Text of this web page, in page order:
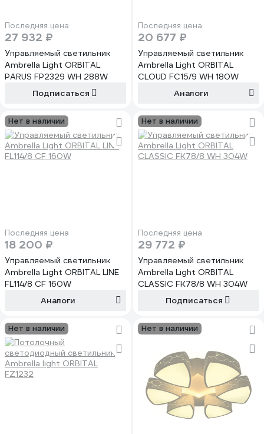
Последняя цена
27 932 ₽
Управляемый светильник
Ambrella Light ORBITAL
PARUS FP2329 WH 288W
Подписаться
Последняя цена
20 677 ₽
Управляемый светильник
Ambrella Light ORBITAL
CLOUD FC15/9 WH 180W
Аналоги
Нет в наличии
Последняя цена
18 200 ₽
Управляемый светильник
Ambrella Light ORBITAL LINE
FL114/8 CF 160W
Аналоги
Нет в наличии
Последняя цена
29 772 ₽
Управляемый светильник
Ambrella Light ORBITAL
CLASSIC FK78/8 WH 304W
Подписаться
Нет в наличии Нет в наличии